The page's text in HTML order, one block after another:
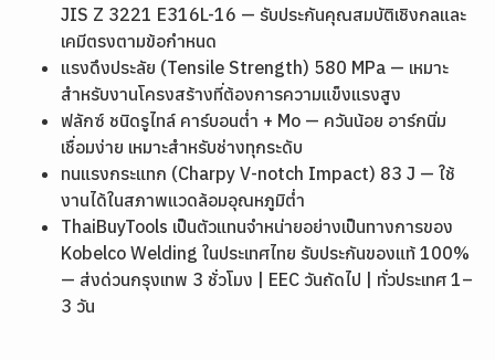
JIS Z 3221 E316L-16 — รับประกันคุณสมบัติเชิงกลและ
เคมีตรงตามข้อกำหนด
แรงดึงประลัย (Tensile Strength) 580 MPa — เหมาะ
สำหรับงานโครงสร้างที่ต้องการความแข็งแรงสูง
ฟลักซ์ ชนิดรูไทล์ คาร์บอนต่ำ + Mo — ควันน้อย อาร์กนิ่ม
เชื่อมง่าย เหมาะสำหรับช่างทุกระดับ
ทนแรงกระแทก (Charpy V-notch Impact) 83 J — ใช้
งานได้ในสภาพแวดล้อมอุณหภูมิต่ำ
ThaiBuyTools เป็นตัวแทนจำหน่ายอย่างเป็นทางการของ
Kobelco Welding ในประเทศไทย รับประกันของแท้ 100%
— ส่งด่วนกรุงเทพ 3 ชั่วโมง | EEC วันถัดไป | ทั่วประเทศ 1–
3 วัน